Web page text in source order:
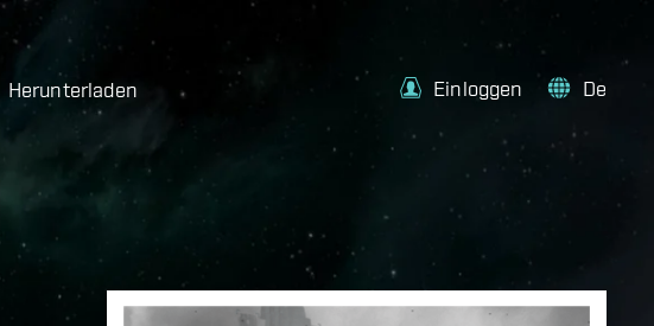
Herunterladen Einloggen De